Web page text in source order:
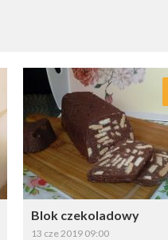
Blok czekoladowy
13 cze 2019 09:00
Dodaj do
Wybierz